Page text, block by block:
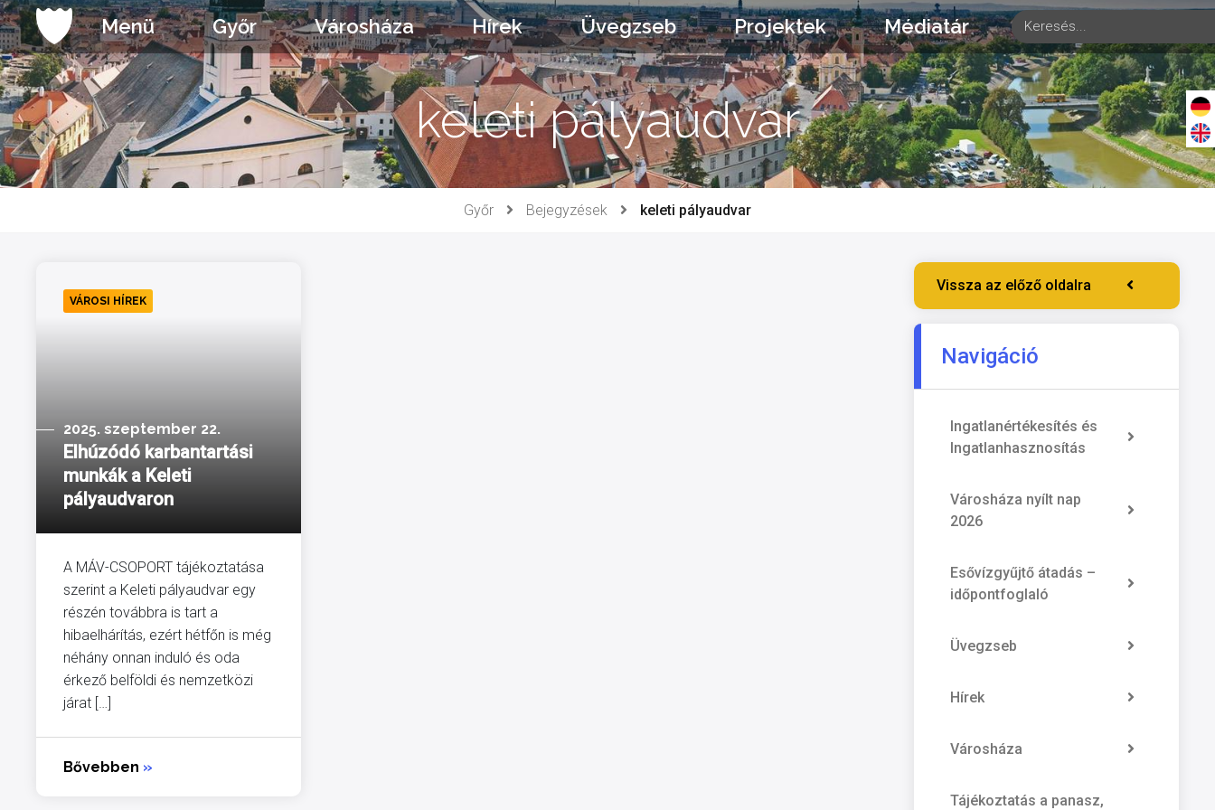
Ugrás
a
tartalomhoz
Menü Győr Városháza Hírek Üvegzseb Projektek Médiatár
keleti pályaudvar
Győr Bejegyzések keleti pályaudvar
VÁROSI HÍREK
2025. szeptember 22.
Elhúzódó karbantartási
munkák a Keleti
pályaudvaron
A MÁV-CSOPORT tájékoztatása
szerint a Keleti pályaudvar egy
részén továbbra is tart a
hibaelhárítás, ezért hétfőn is még
néhány onnan induló és oda
érkező belföldi és nemzetközi
járat […]
Bővebben »
Vissza az előző oldalra
Navigáció
Ingatlanértékesítés és
Ingatlanhasznosítás
Városháza nyílt nap
2026
Esővízgyűjtő átadás –
időpontfoglaló
Üvegzseb
Hírek
Városháza
Tájékoztatás a panasz,